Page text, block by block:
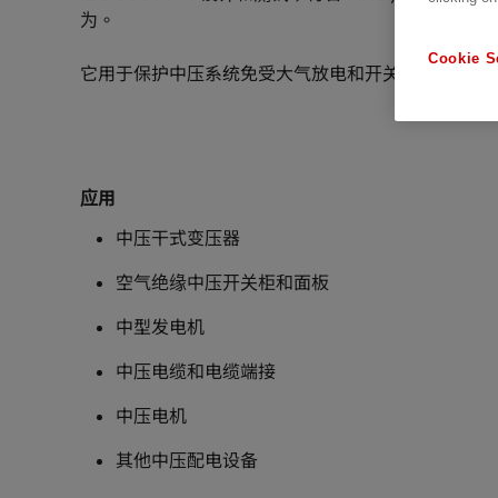
为。
它用于保护中压系统免受大气放电和开关条件的过电
应用
中压干式变压器
空气绝缘中压开关柜和面板
中型发电机
中压电缆和电缆端接
中压电机
其他中压配电设备
Cookie